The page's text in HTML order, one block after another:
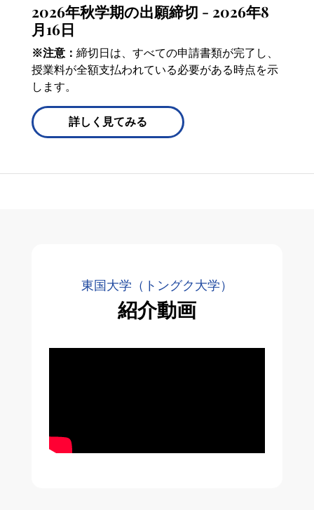
2026年秋学期の出願締切 - 2026年8
月16日
※注意： 締切日は、すべての申請書類が完了し、
授業料が全額支払われている必要がある時点を示
します。
詳しく見てみる
東国大学（トングク大学）
紹介動画